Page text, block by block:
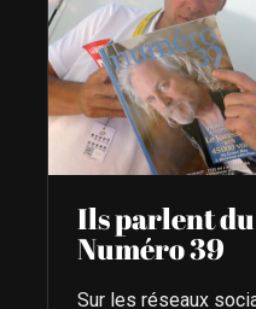
Ils parlent
Numéro 39
Sur les réseaux